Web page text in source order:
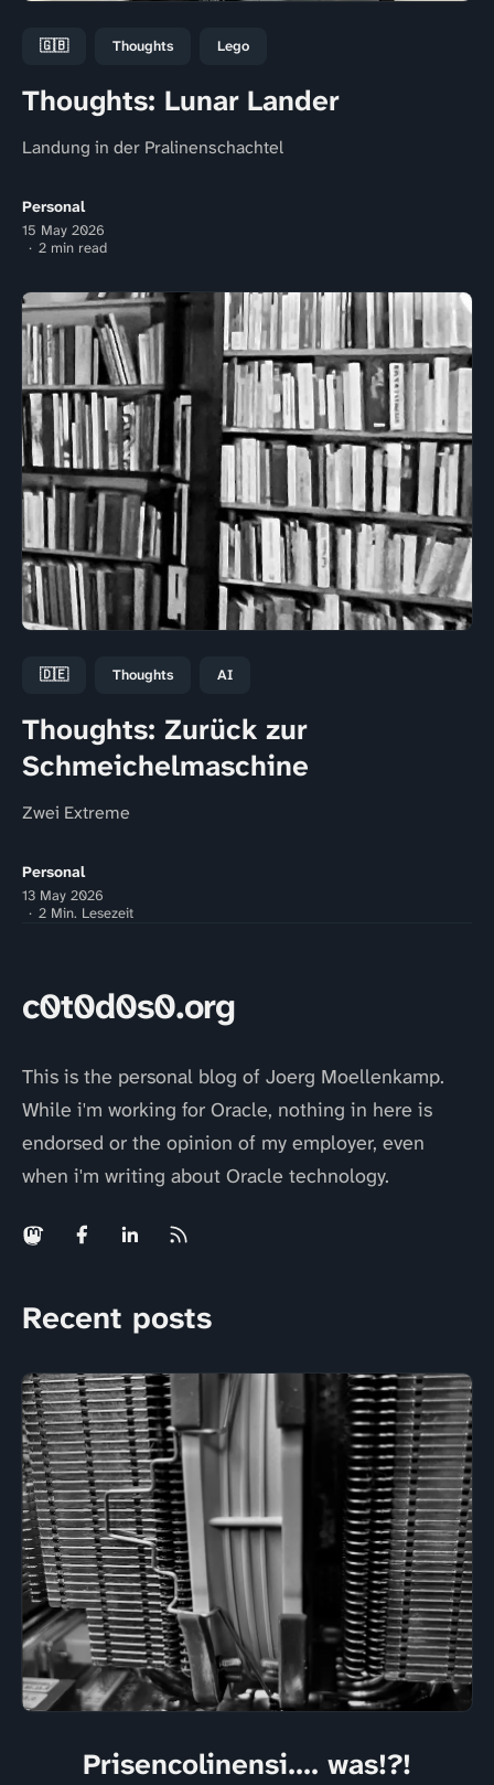
🇬🇧 Thoughts Lego
Thoughts: Lunar Lander
Landung in der Pralinenschachtel
Personal
15 May 2026
2 min read
🇩🇪 Thoughts AI
Thoughts: Zurück zur
Schmeichelmaschine
Zwei Extreme
Personal
13 May 2026
2 Min. Lesezeit
c0t0d0s0.org
This is the personal blog of Joerg Moellenkamp.
While i'm working for Oracle, nothing in here is
endorsed or the opinion of my employer, even
when i'm writing about Oracle technology.
Recent posts
Prisencolinensi.... was!?!